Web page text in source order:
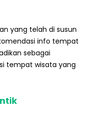
yang telah di susun
info tempat
sebagai
tempat wisata yang